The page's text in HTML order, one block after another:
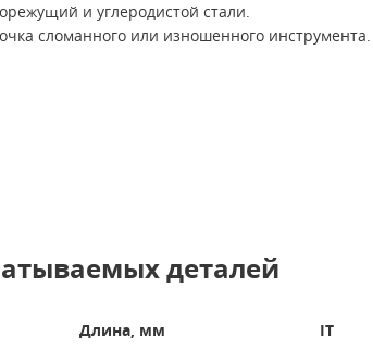
и углеродистой стали.
сломанного или изношенного инструмента.
деталей
Длина, мм IT